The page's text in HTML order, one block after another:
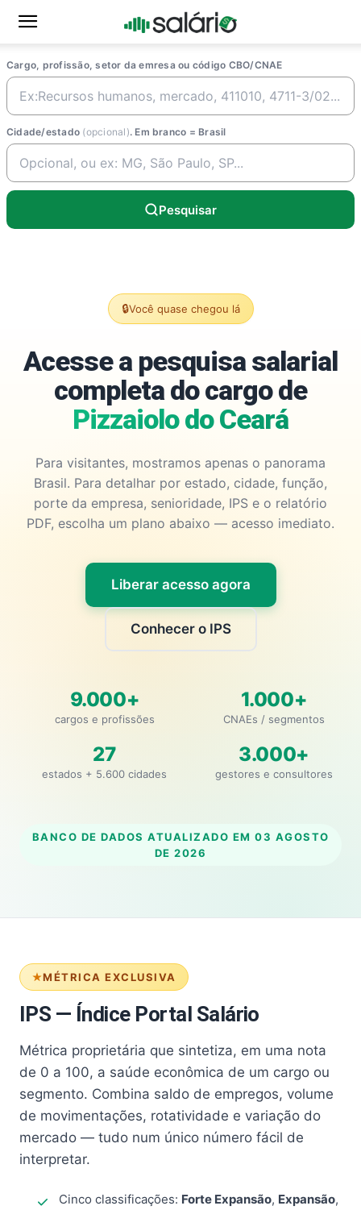
Cargo, profissão, setor da emresa ou código CBO/CNAE
Cidade/estado (opcional). Em branco = Brasil
Pesquisar
🔒Você quase chegou lá
Acesse a pesquisa salarial
completa do cargo de
Pizzaiolo do Ceará
Para visitantes, mostramos apenas o panorama
Brasil. Para detalhar por estado, cidade, função,
porte da empresa, senioridade, IPS e o relatório
PDF, escolha um plano abaixo — acesso imediato.
Liberar acesso agora
Conhecer o IPS
9.000+
cargos e profissões
1.000+
CNAEs / segmentos
27
estados + 5.600 cidades
3.000+
gestores e consultores
BANCO DE DADOS ATUALIZADO EM 03 AGOSTO
DE 2026
MÉTRICA EXCLUSIVA
IPS — Índice Portal Salário
Métrica proprietária que sintetiza, em uma nota
de 0 a 100, a saúde econômica de um cargo ou
segmento. Combina saldo de empregos, volume
de movimentações, rotatividade e variação do
mercado — tudo num único número fácil de
interpretar.
Cinco classificações: Forte Expansão, Expansão,